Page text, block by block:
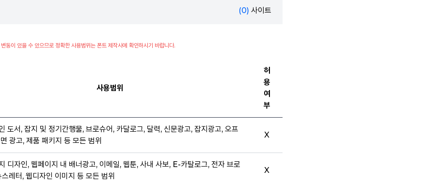
(0) 사이트
동이 있을 수 있으므로 정확한 사용범위는 폰트 제작사에 확인하시기 바랍니다.
사용범위
허
용
여
부
도서, 잡지 및 정기간행물, 브로슈어, 카달로그, 달력, 신문광고, 잡지광고, 오프
광고, 제품 패키지 등 모든 범위
X
디자인, 웹페이지 내 배너광고, 이메일, 웹툰, 사내 사보, E-카탈로그, 전자 브로
스레터, 웹디자인 이미지 등 모든 범위
X